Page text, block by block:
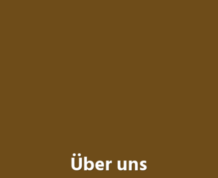
Über uns